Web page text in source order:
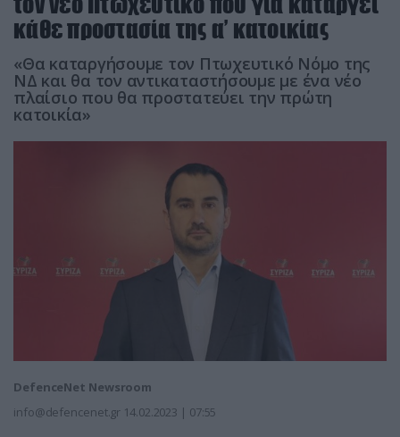
κάθε προστασία της α’ κατοικίας
«Θα καταργήσουμε τον Πτωχευτικό Νόμο της
ΝΔ και θα τον αντικαταστήσουμε με ένα νέο
πλαίσιο που θα προστατεύει την πρώτη
κατοικία»
DefenceNet Newsroom
info@defencenet.gr 14.02.2023 | 07:55